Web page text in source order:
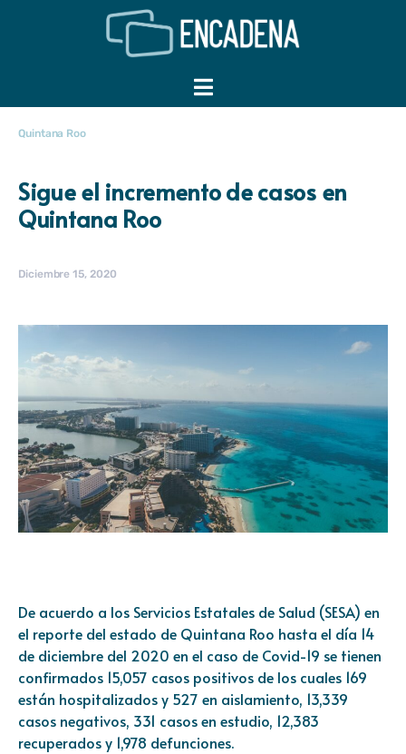
Quintana Roo
Sigue el incremento de casos en
Quintana Roo
Diciembre 15, 2020
De acuerdo a los Servicios Estatales de Salud (SESA) en
el reporte del estado de Quintana Roo hasta el día 14
de diciembre del 2020 en el caso de Covid-19 se tienen
confirmados 15,057 casos positivos de los cuales 169
están hospitalizados y 527 en aislamiento, 13,339
casos negativos, 331 casos en estudio, 12,383
recuperados y 1,978 defunciones.